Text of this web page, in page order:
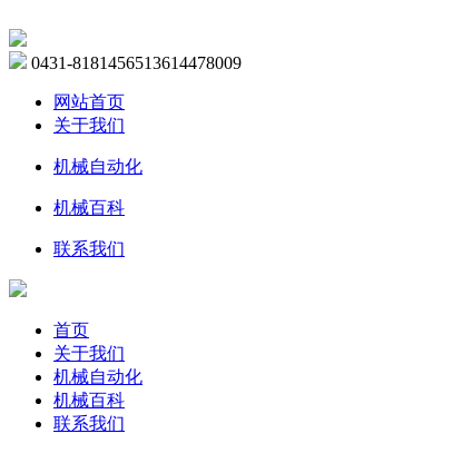
0431-8181456513614478009
网站首页
关于我们
机械自动化
机械百科
联系我们
首页
关于我们
机械自动化
机械百科
联系我们